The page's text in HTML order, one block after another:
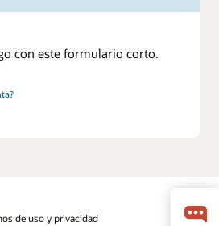
con este formulario corto.
de uso y privacidad